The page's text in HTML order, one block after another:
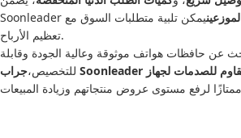
يمكن تلبية متطلبات السوق مع
تعظيم الأرباح.
عن حافظات هواتف موثوقة وعالية الجودة وقابلة
للتخصيص،